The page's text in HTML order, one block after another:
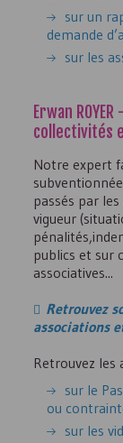
sur un
demande
sur les
Erwan
collectivités
Notre expert
passés par
vigueur
publics et sur
associatives...
Retrouvez
associations
Retrouvez les
sur le
ou
sur les